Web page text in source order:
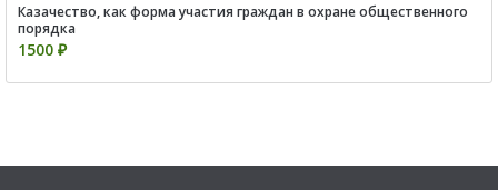
Казачество, как форма участия граждан в охране общественного
порядка
1500 ₽